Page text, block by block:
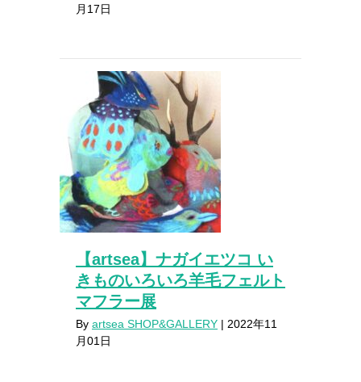
月17日
【artsea】ナガイエツコ い
きものいろいろ羊毛フェルト
マフラー展
By artsea SHOP&GALLERY | 2022年11
月01日